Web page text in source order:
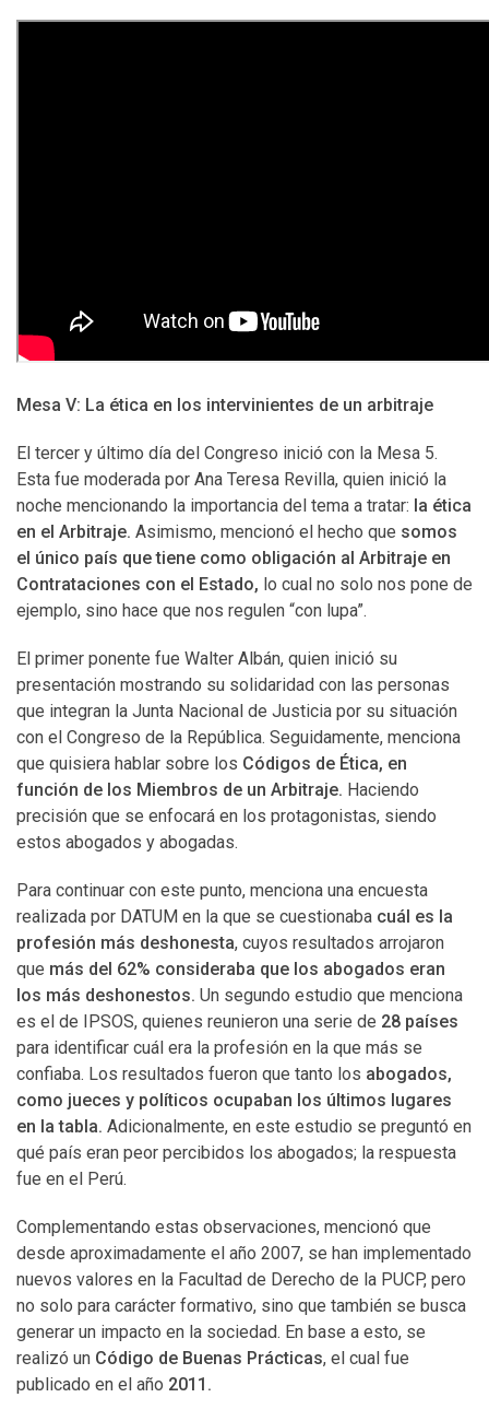
Mesa V: La ética en los intervinientes de un arbitraje
El tercer y último día del Congreso inició con la Mesa 5.
Esta fue moderada por Ana Teresa Revilla, quien inició la
noche mencionando la importancia del tema a tratar: la ética
en el Arbitraje. Asimismo, mencionó el hecho que somos
el único país que tiene como obligación al Arbitraje en
Contrataciones con el Estado, lo cual no solo nos pone de
ejemplo, sino hace que nos regulen “con lupa”.
El primer ponente fue Walter Albán, quien inició su
presentación mostrando su solidaridad con las personas
que integran la Junta Nacional de Justicia por su situación
con el Congreso de la República. Seguidamente, menciona
que quisiera hablar sobre los Códigos de Ética, en
función de los Miembros de un Arbitraje. Haciendo
precisión que se enfocará en los protagonistas, siendo
estos abogados y abogadas.
Para continuar con este punto, menciona una encuesta
realizada por DATUM en la que se cuestionaba cuál es la
profesión más deshonesta, cuyos resultados arrojaron
que más del 62% consideraba que los abogados eran
los más deshonestos. Un segundo estudio que menciona
es el de IPSOS, quienes reunieron una serie de 28 países
para identificar cuál era la profesión en la que más se
confiaba. Los resultados fueron que tanto los abogados,
como jueces y políticos ocupaban los últimos lugares
en la tabla. Adicionalmente, en este estudio se preguntó en
qué país eran peor percibidos los abogados; la respuesta
fue en el Perú.
Complementando estas observaciones, mencionó que
desde aproximadamente el año 2007, se han implementado
nuevos valores en la Facultad de Derecho de la PUCP, pero
no solo para carácter formativo, sino que también se busca
generar un impacto en la sociedad. En base a esto, se
realizó un Código de Buenas Prácticas, el cual fue
publicado en el año 2011.